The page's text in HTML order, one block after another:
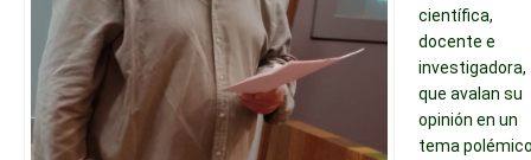
científica,
docente e
investigadora,
que avalan su
opinión en un
tema